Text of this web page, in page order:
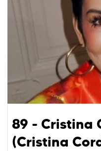
89 - Cristina
(Cristina